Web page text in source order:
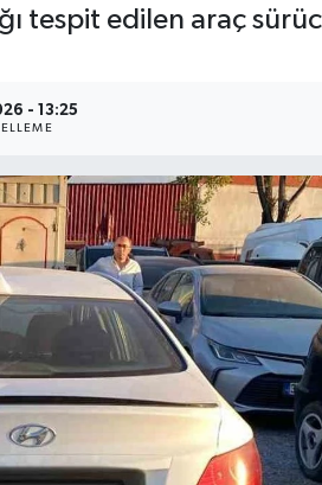
tespit edilen araç
- 13:25